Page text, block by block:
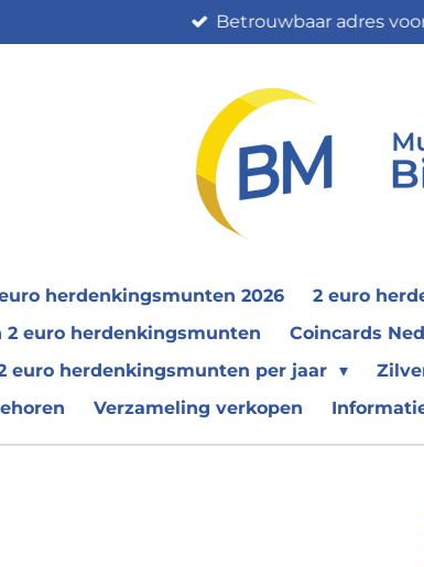
Betrouwbaar adres
herdenkingsmunten 2026 2 euro
euro herdenkingsmunten
Coincards
euro herdenkingsmunten per jaar
Verzameling verkopen